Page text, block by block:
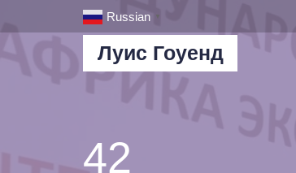
Russian ▼
Луис Гоуенд
42